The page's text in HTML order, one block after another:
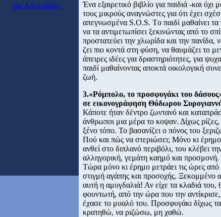
της Αδελαΐδας.
Ένα εξαιρετικό βιβλίο για παιδιά -και
τους μικρούς αναγνώστες για ότι έχει
απεγνωσμένα S.O.S. Tο παιδί μαθαίνει
να τα αντιμετωπίσει ξεκινώντας από το
προστατεύει την χλωρίδα και την πανίδα,
ζει πιο κοντά στη φύση, να θαυμάζει το
άπειρες ιδέες για δραστηριότητες, για
παιδί μαθαίνοντας αποκτά οικολογική
ζωή.
3.«Ρόμπολο, το προσφυγάκι του
σε εικονογράφηση Θόδωρου
Κάποτε ήταν δέντρο ζωντανό και
άνθρωποι μια μέρα το κοψαν. Δίχως
ξένο τόπο. Το βασανίζει ο πόνος του
Πού και πώς να στεριώσει; Μόνο κι
ανθεί στο διπλανό περιβόλι, του κλέβει
αλληγορική, γεμάτη καημό και
Τώρα μόνο κι έρημο μετράει τις ώρες
στιγμή αγάπης και προσοχής. Ξεκομμένο
αυτή η αμυγδαλιά! Αν είχε τα κλαδιά
φουντωτή, από την ώρα που την
έχασε το μυαλό του. Προσφυγάκι δίχως
κρατηθώ, να ριζώσω, μη χαθώ.